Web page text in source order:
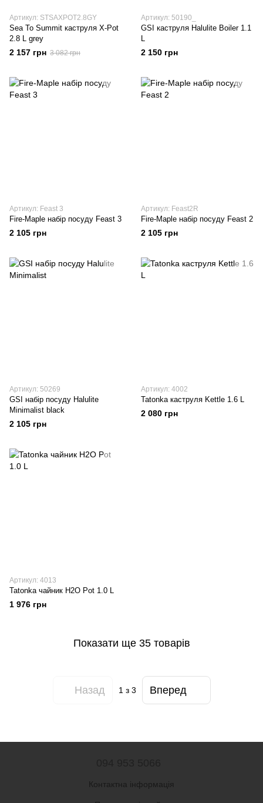
Артикул: STSAXPOT2.8GY
Sea To Summit каструля X-Pot
2.8 L grey
2 157 грн 3 082 грн
Артикул: 50190_
GSI каструля Halulite Boiler 1.1
L
2 150 грн
Артикул: Feast 3
Fire-Maple набір посуду Feast 3
2 105 грн
Артикул: Feast2R
Fire-Maple набір посуду Feast 2
2 105 грн
Артикул: 50269
GSI набір посуду Halulite
Minimalist black
2 105 грн
Артикул: 4002
Tatonka каструля Kettle 1.6 L
2 080 грн
Артикул: 4013
Tatonka чайник H2O Pot 1.0 L
1 976 грн
Показати ще 35 товарів
Назад 1 з 3 Вперед
Контактна інформація